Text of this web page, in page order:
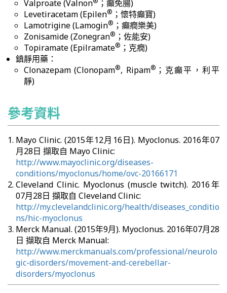
Valproate (Valnon
；癲免腸)
Levetiracetam (Epilen® ；懷特癲寶)
Lamotrigine (Lamogin® ；癲癇樂美)
Zonisamide (Zonegran® ；佐能安)
Topiramate (Epilramate® ；克癇)
鎮靜用藥：
Clonazepam (Clonopam®, Ripam® ；克癲平，利平
靜)
參考資料
Mayo Clinic. (2015年12月16日). Myoclonus. 2016年07
月28日 擷取自 Mayo Clinic:
http://www.mayoclinic.org/diseases-
conditions/myoclonus/home/ovc-20166171
Cleveland Clinic. Myoclonus (muscle twitch). 2016年
07月28日 擷取自 Cleveland Clinic:
http://my.clevelandclinic.org/health/diseases_conditio
ns/hic-myoclonus
Merck Manual. (2015年9月). Myoclonus. 2016年07月28
日 擷取自 Merck Manual:
http://www.merckmanuals.com/professional/neurolo
gic-disorders/movement-and-cerebellar-
disorders/myoclonus